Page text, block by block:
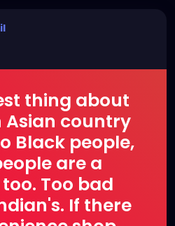
thing about
Asian country
Black people,
are a
Too bad
If there